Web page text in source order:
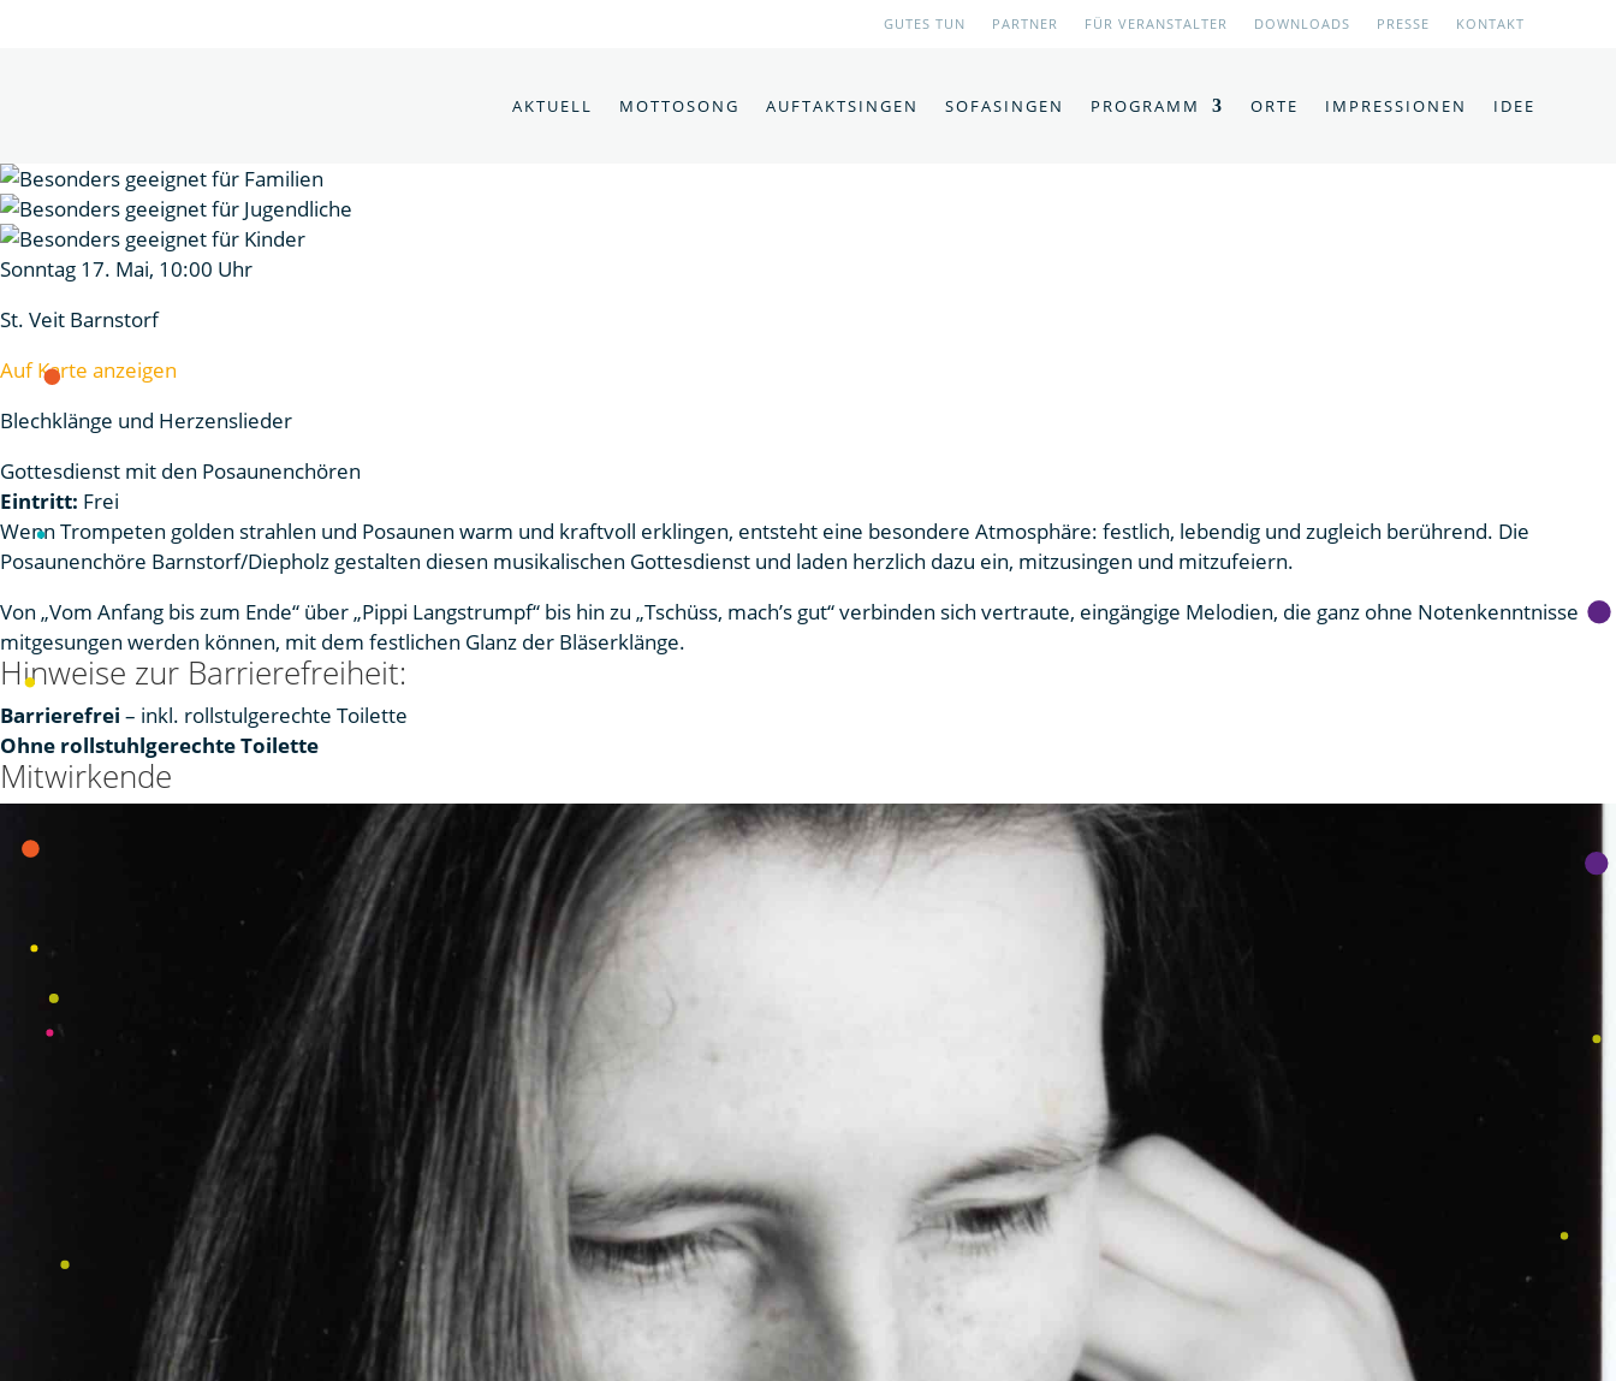
GUTES TUN PARTNER FÜR VERANSTALTER DOWNLOADS PRESSE KONTAKT
AKTUELL MOTTOSONG AUFTAKTSINGEN SOFASINGEN PROGRAMM ORTE IMPRESSIONEN IDEE
Sonntag 17. Mai, 10:00 Uhr
St. Veit Barnstorf
Auf Karte anzeigen
Blechklänge und Herzenslieder
Gottesdienst mit den Posaunenchören
Eintritt: Frei
Wenn Trompeten golden strahlen und Posaunen warm und kraftvoll erklingen, entsteht eine besondere Atmosphäre: festlich, lebendig und zugleich berührend. Die
Posaunenchöre Barnstorf/Diepholz gestalten diesen musikalischen Gottesdienst und laden herzlich dazu ein, mitzusingen und mitzufeiern.
Von „Vom Anfang bis zum Ende“ über „Pippi Langstrumpf“ bis hin zu „Tschüss, mach’s gut“ verbinden sich vertraute, eingängige Melodien, die ganz ohne Notenkenntnisse
mitgesungen werden können, mit dem festlichen Glanz der Bläserklänge.
Hinweise zur Barrierefreiheit:
Barrierefrei – inkl. rollstulgerechte Toilette
Ohne rollstuhlgerechte Toilette
Mitwirkende